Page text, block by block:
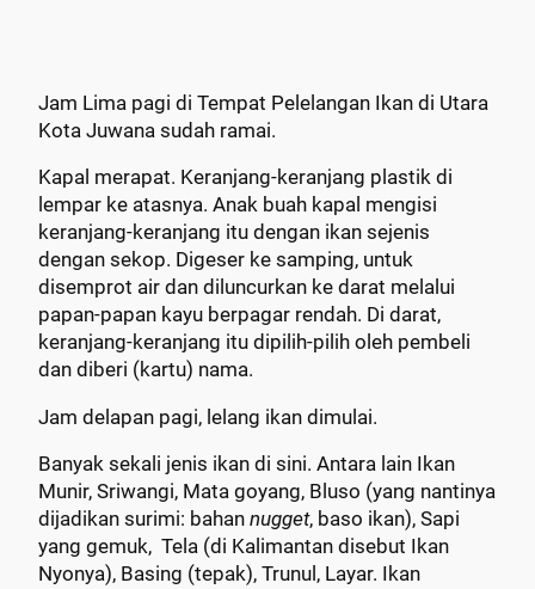
Jam Lima pagi di Tempat Pelelangan Ikan di Utara
Kota Juwana sudah ramai.
Kapal merapat. Keranjang-keranjang plastik di
lempar ke atasnya. Anak buah kapal mengisi
keranjang-keranjang itu dengan ikan sejenis
dengan sekop. Digeser ke samping, untuk
disemprot air dan diluncurkan ke darat melalui
papan-papan kayu berpagar rendah. Di darat,
keranjang-keranjang itu dipilih-pilih oleh pembeli
dan diberi (kartu) nama.
Jam delapan pagi, lelang ikan dimulai.
Banyak sekali jenis ikan di sini. Antara lain Ikan
Munir, Sriwangi, Mata goyang, Bluso (yang nantinya
dijadikan surimi: bahan nugget, baso ikan), Sapi
yang gemuk, Tela (di Kalimantan disebut Ikan
Nyonya), Basing (tepak), Trunul, Layar. Ikan